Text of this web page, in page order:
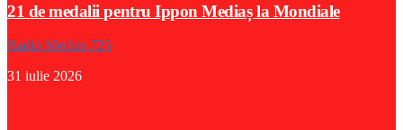
21 de medalii pentru Ippon Mediaș la Mondiale
Radio Medias 725
31 iulie 2026